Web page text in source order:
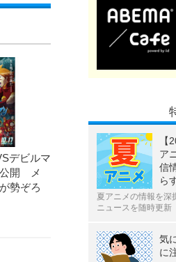
デビルマ
公開 メ
勢ぞろ
【
ア
信
ら
夏アニメの情報を深
ニュースを随時更新
気
に